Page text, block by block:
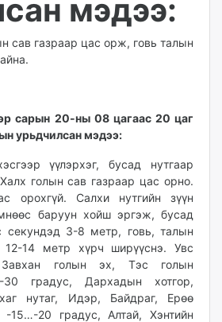
мэдээ:
сав газраар цас орж, говь талын
сарын 20-ны 08 цагаас 20 цаг
урьдчилсан мэдээ:
үүлэрхэг, бусад нутгаар
голын сав газраар цас орно.
орохгүй. Салхи нутгийн зүүн
баруун хойш эргэж, бусад
секундэд 3-8 метр, говь, талын
12-14 метр хүрч ширүүснэ. Увс
голын эх, Тэс голын
30 градус, Дархадын хотгор,
нутаг, Идэр, Байдраг, Ерөө
-15…-20 градус, Алтай, Хэнтийн